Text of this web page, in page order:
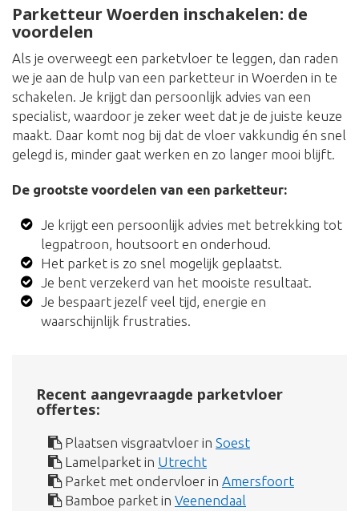
Parketteur Woerden inschakelen: de
voordelen
Als je overweegt een parketvloer te leggen, dan raden
we je aan de hulp van een parketteur in Woerden in te
schakelen. Je krijgt dan persoonlijk advies van een
specialist, waardoor je zeker weet dat je de juiste keuze
maakt. Daar komt nog bij dat de vloer vakkundig én snel
gelegd is, minder gaat werken en zo langer mooi blijft.
De grootste voordelen van een parketteur:
Je krijgt een persoonlijk advies met betrekking tot
legpatroon, houtsoort en onderhoud.
Het parket is zo snel mogelijk geplaatst.
Je bent verzekerd van het mooiste resultaat.
Je bespaart jezelf veel tijd, energie en
waarschijnlijk frustraties.
Recent aangevraagde parketvloer
offertes:
Plaatsen visgraatvloer in Soest
Lamelparket in Utrecht
Parket met ondervloer in Amersfoort
Bamboe parket in Veenendaal